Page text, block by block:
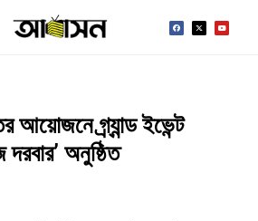
আয়োজনে গ্র্যান্ড ইভেন্ট
অনুষ্ঠিত